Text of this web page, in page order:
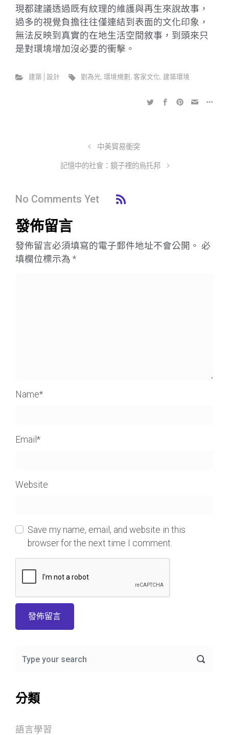
現都建議透過既有紋理的維護與再生來說故事，
過多的視覺負擔往往僅連結到表面的文化印象，
無法反映到真實的在地生活空間敘事，到頭來只
是對環境增加沒必要的衝擊。
建築│設計 劉為光,環境規劃 , 客家文化, 建築環境
中美貿易衝突
記憶中的社會：鏡子裡的烏托邦
No Comments Yet
發佈留言
發佈留言必須填寫的電子郵件地址不會公開。 必
填欄位標示為 *
Name*
Email *
Website
Save my name, email, and website in this
browser for the next time I comment.
分類
語言學習